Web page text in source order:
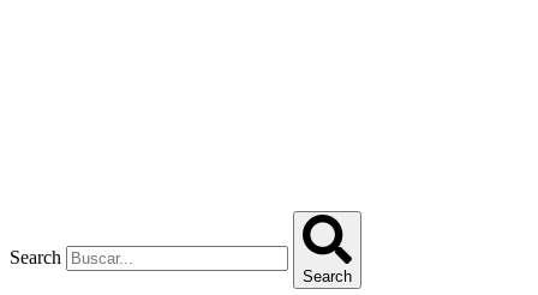
Search
Search